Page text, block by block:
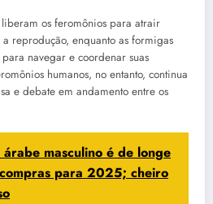
os feromônios para atrair
reprodução, enquanto as formigas
navegar e coordenar suas
humanos, no entanto, continua
e debate em andamento entre os
masculino é de longe
para 2025; cheiro